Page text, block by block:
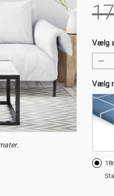
Vælg
Vælg